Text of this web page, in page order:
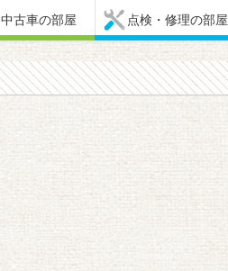
中古車の部屋 点検・修理の部屋